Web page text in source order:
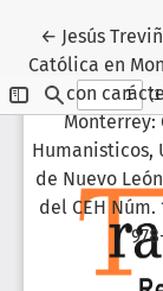
← Volver a
Jesús
Católica en
con
Monterrey:
Humanisticos,
de Nuevo
del CEH Núm.